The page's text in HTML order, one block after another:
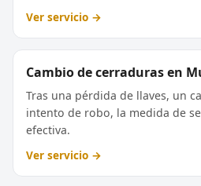
Ver servicio →
Cambio de cerraduras en
Tras una pérdida de llaves, un
intento de robo, la medida de
efectiva.
Ver servicio →